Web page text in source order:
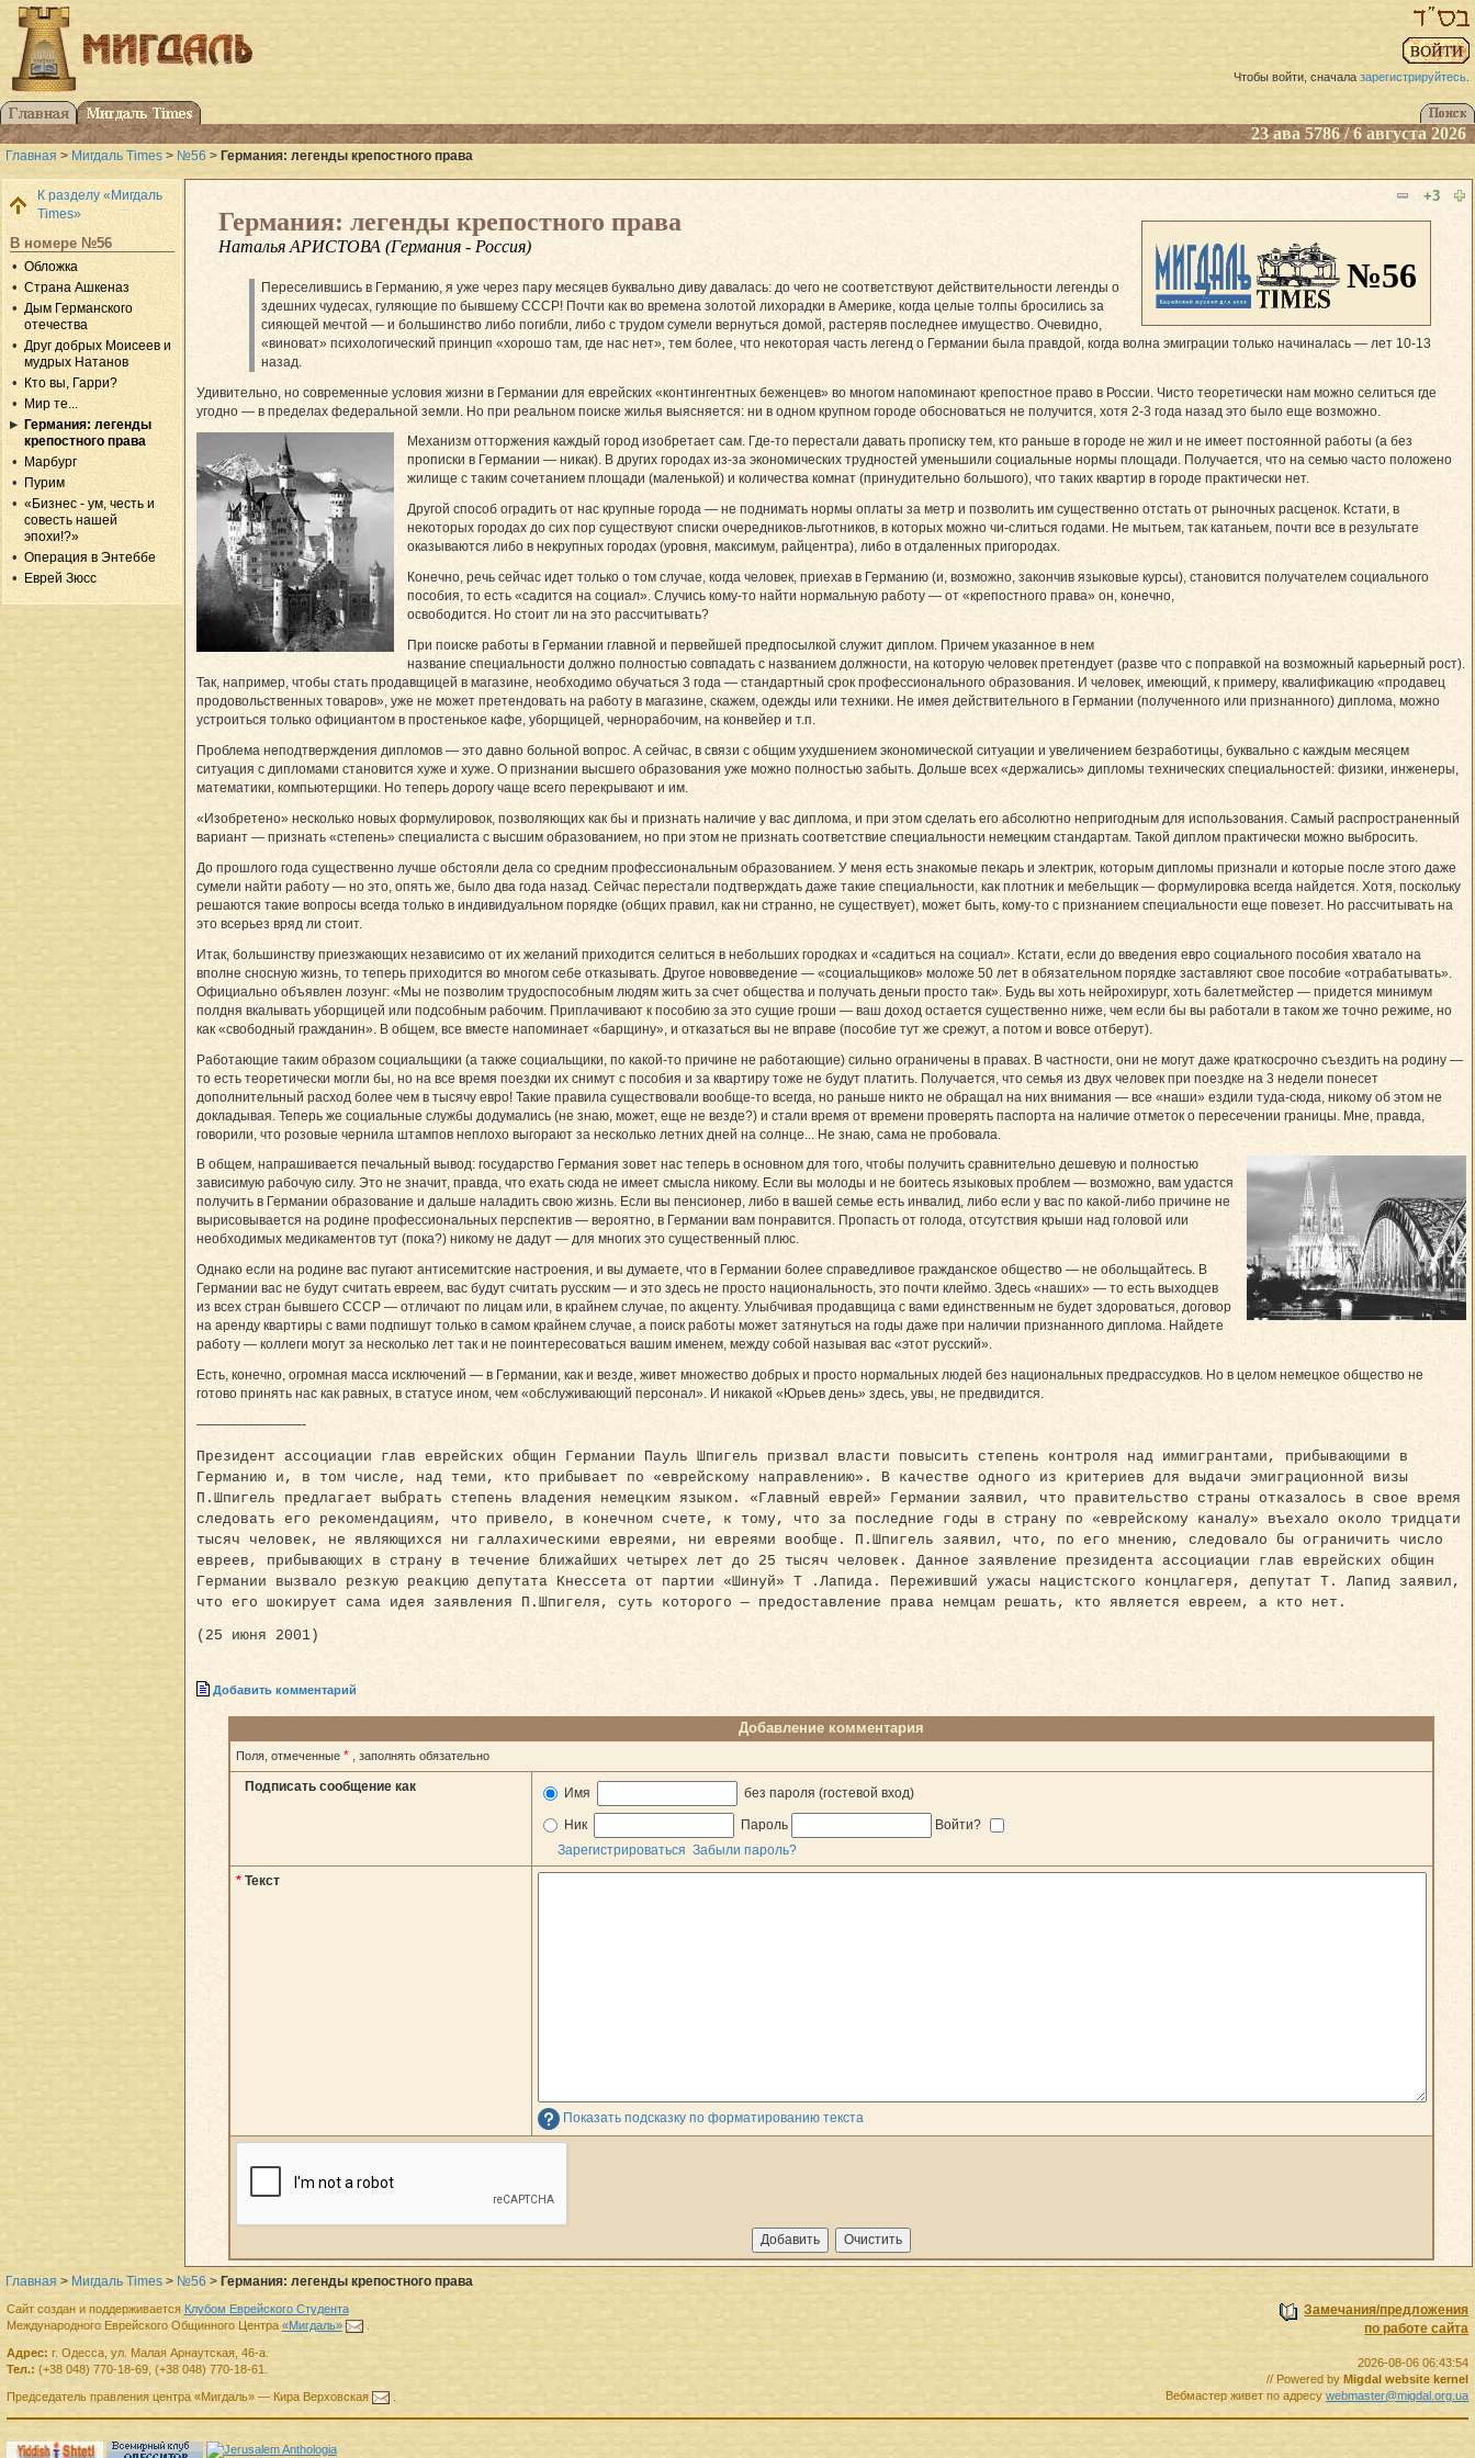
Чтобы войти, сначала зарегистрируйтесь.
23 ава 5786 / 6 августа 2026
Главная > Мигдаль Times > №56 > Германия: легенды крепостного права
К разделу «Мигдаль
Times»
В номере №56
Обложка
Страна Ашкеназ
Дым Германского
отечества
Друг добрых Моисеев и
мудрых Натанов
Кто вы, Гарри?
Мир те...
Германия: легенды
крепостного права
Марбург
Пурим
«Бизнес - ум, честь и
совесть нашей
эпохи!?»
Операция в Энтеббе
Еврей Зюсс
+3
№56
Германия: легенды крепостного права
Наталья АРИСТОВА (Германия - Россия)
Переселившись в Германию, я уже через пару месяцев буквально диву давалась: до чего не соответствуют действительности легенды о
здешних чудесах, гуляющие по бывшему СССР! Почти как во времена золотой лихорадки в Америке, когда целые толпы бросились за
сияющей мечтой — и большинство либо погибли, либо с трудом сумели вернуться домой, растеряв последнее имущество. Очевидно,
«виноват» психологический принцип «хорошо там, где нас нет», тем более, что некоторая часть легенд о Германии была правдой, когда волна эмиграции только начиналась — лет 10-13
назад.
Удивительно, но современные условия жизни в Германии для еврейских «контингентных беженцев» во многом напоминают крепостное право в России. Чисто теоретически нам можно селиться где
угодно — в пределах федеральной земли. Но при реальном поиске жилья выясняется: ни в одном крупном городе обосноваться не получится, хотя 2-3 года назад это было еще возможно.
Механизм отторжения каждый город изобретает сам. Где-то перестали давать прописку тем, кто раньше в городе не жил и не имеет постоянной работы (а без
прописки в Германии — никак). В других городах из-за экономических трудностей уменьшили социальные нормы площади. Получается, что на семью часто положено
жилище с таким сочетанием площади (маленькой) и количества комнат (принудительно большого), что таких квартир в городе практически нет.
Другой способ оградить от нас крупные города — не поднимать нормы оплаты за метр и позволить им существенно отстать от рыночных расценок. Кстати, в
некоторых городах до сих пор существуют списки очередников-льготников, в которых можно чи-слиться годами. Не мытьем, так катаньем, почти все в результате
оказываются либо в некрупных городах (уровня, максимум, райцентра), либо в отдаленных пригородах.
Конечно, речь сейчас идет только о том случае, когда человек, приехав в Германию (и, возможно, закончив языковые курсы), становится получателем социального
пособия, то есть «садится на социал». Случись кому-то найти нормальную работу — от «крепостного права» он, конечно,
освободится. Но стоит ли на это рассчитывать?
При поиске работы в Германии главной и первейшей предпосылкой служит диплом. Причем указанное в нем
название специальности должно полностью совпадать с названием должности, на которую человек претендует (разве что с поправкой на возможный карьерный рост).
Так, например, чтобы стать продавщицей в магазине, необходимо обучаться 3 года — стандартный срок профессионального образования. И человек, имеющий, к примеру, квалификацию «продавец
продовольственных товаров», уже не может претендовать на работу в магазине, скажем, одежды или техники. Не имея действительного в Германии (полученного или признанного) диплома, можно
устроиться только официантом в простенькое кафе, уборщицей, чернорабочим, на конвейер и т.п.
Проблема неподтверждения дипломов — это давно больной вопрос. А сейчас, в связи с общим ухудшением экономической ситуации и увеличением безработицы, буквально с каждым месяцем
ситуация с дипломами становится хуже и хуже. О признании высшего образования уже можно полностью забыть. Дольше всех «держались» дипломы технических специальностей: физики, инженеры,
математики, компьютерщики. Но теперь дорогу чаще всего перекрывают и им.
«Изобретено» несколько новых формулировок, позволяющих как бы и признать наличие у вас диплома, и при этом сделать его абсолютно непригодным для использования. Самый распространенный
вариант — признать «степень» специалиста с высшим образованием, но при этом не признать соответствие специальности немецким стандартам. Такой диплом практически можно выбросить.
До прошлого года существенно лучше обстояли дела со средним профессиональным образованием. У меня есть знакомые пекарь и электрик, которым дипломы признали и которые после этого даже
сумели найти работу — но это, опять же, было два года назад. Сейчас перестали подтверждать даже такие специальности, как плотник и мебельщик — формулировка всегда найдется. Хотя, поскольку
решаются такие вопросы всегда только в индивидуальном порядке (общих правил, как ни странно, не существует), может быть, кому-то с признанием специальности еще повезет. Но рассчитывать на
это всерьез вряд ли стоит.
Итак, большинству приезжающих независимо от их желаний приходится селиться в небольших городках и «садиться на социал». Кстати, если до введения евро социального пособия хватало на
вполне сносную жизнь, то теперь приходится во многом себе отказывать. Другое нововведение — «социальщиков» моложе 50 лет в обязательном порядке заставляют свое пособие «отрабатывать».
Официально объявлен лозунг: «Мы не позволим трудоспособным людям жить за счет общества и получать деньги просто так». Будь вы хоть нейрохирург, хоть балетмейстер — придется минимум
полдня вкалывать уборщицей или подсобным рабочим. Приплачивают к пособию за это сущие гроши — ваш доход остается существенно ниже, чем если бы вы работали в таком же точно режиме, но
как «свободный гражданин». В общем, все вместе напоминает «барщину», и отказаться вы не вправе (пособие тут же срежут, а потом и вовсе отберут).
Работающие таким образом социальщики (а также социальщики, по какой-то причине не работающие) сильно ограничены в правах. В частности, они не могут даже краткосрочно съездить на родину —
то есть теоретически могли бы, но на все время поездки их снимут с пособия и за квартиру тоже не будут платить. Получается, что семья из двух человек при поездке на 3 недели понесет
дополнительный расход более чем в тысячу евро! Такие правила существовали вообще-то всегда, но раньше никто не обращал на них внимания — все «наши» ездили туда-сюда, никому об этом не
докладывая. Теперь же социальные службы додумались (не знаю, может, еще не везде?) и стали время от времени проверять паспорта на наличие отметок о пересечении границы. Мне, правда,
говорили, что розовые чернила штампов неплохо выгорают за несколько летних дней на солнце... Не знаю, сама не пробовала.
В общем, напрашивается печальный вывод: государство Германия зовет нас теперь в основном для того, чтобы получить сравнительно дешевую и полностью
зависимую рабочую силу. Это не значит, правда, что ехать сюда не имеет смысла никому. Если вы молоды и не боитесь языковых проблем — возможно, вам удастся
получить в Германии образование и дальше наладить свою жизнь. Если вы пенсионер, либо в вашей семье есть инвалид, либо если у вас по какой-либо причине не
вырисовывается на родине профессиональных перспектив — вероятно, в Германии вам понравится. Пропасть от голода, отсутствия крыши над головой или
необходимых медикаментов тут (пока?) никому не дадут — для многих это существенный плюс.
Однако если на родине вас пугают антисемитские настроения, и вы думаете, что в Германии более справедливое гражданское общество — не обольщайтесь. В
Германии вас не будут считать евреем, вас будут считать русским — и это здесь не просто национальность, это почти клеймо. Здесь «наших» — то есть выходцев
из всех стран бывшего СССР — отличают по лицам или, в крайнем случае, по акценту. Улыбчивая продавщица с вами единственным не будет здороваться, договор
на аренду квартиры с вами подпишут только в самом крайнем случае, а поиск работы может затянуться на годы даже при наличии признанного диплома. Найдете
работу — коллеги могут за несколько лет так и не поинтересоваться вашим именем, между собой называя вас «этот русский».
Есть, конечно, огромная масса исключений — в Германии, как и везде, живет множество добрых и просто нормальных людей без национальных предрассудков. Но в целом немецкое общество не
готово принять нас как равных, в статусе ином, чем «обслуживающий персонал». И никакой «Юрьев день» здесь, увы, не предвидится.
————————-
Президент ассоциации глав еврейских общин Германии Пауль Шпигель призвал власти повысить степень контроля над иммигрантами, прибывающими в
Германию и, в том числе, над теми, кто прибывает по «еврейскому направлению». В качестве одного из критериев для выдачи эмиграционной визы
П.Шпигель предлагает выбрать степень владения немецким языком. «Главный еврей» Германии заявил, что правительство страны отказалось в свое время
следовать его рекомендациям, что привело, в конечном счете, к тому, что за последние годы в страну по «еврейскому каналу» въехало около тридцати
тысяч человек, не являющихся ни галлахическими евреями, ни евреями вообще. П.Шпигель заявил, что, по его мнению, следовало бы ограничить число
евреев, прибывающих в страну в течение ближайших четырех лет до 25 тысяч человек. Данное заявление президента ассоциации глав еврейских общин
Германии вызвало резкую реакцию депутата Кнессета от партии «Шинуй» Т .Лапида. Переживший ужасы нацистского концлагеря, депутат Т. Лапид заявил,
что его шокирует сама идея заявления П.Шпигеля, суть которого — предоставление права немцам решать, кто является евреем, а кто нет.
(25 июня 2001)
Добавить комментарий
Добавление комментария
Поля, отмеченные * , заполнять обязательно
Подписать сообщение как Имя без пароля (гостевой вход)
Ник Пароль
Войти?
Зарегистрироваться Забыли пароль?
* Текст
Показать подсказку по форматированию текста
Главная > Мигдаль Times > №56 > Германия: легенды крепостного права
Замечания/предложения
по работе сайта
2026-08-06 06:43:54
// Powered by Migdal website kernel
Вебмастер живет по адресуwebmaster@migdal.org.ua
Сайт создан и поддерживается Клубом Еврейского Студента
Международного Еврейского Общинного Центра «Мигдаль» .
Адрес: г. Одесса, ул. Малая Арнаутская, 46-а.
Тел.: (+38 048) 770-18-69, (+38 048) 770-18-61.
Председатель правленияцентра «Мигдаль»— Кира Верховская .